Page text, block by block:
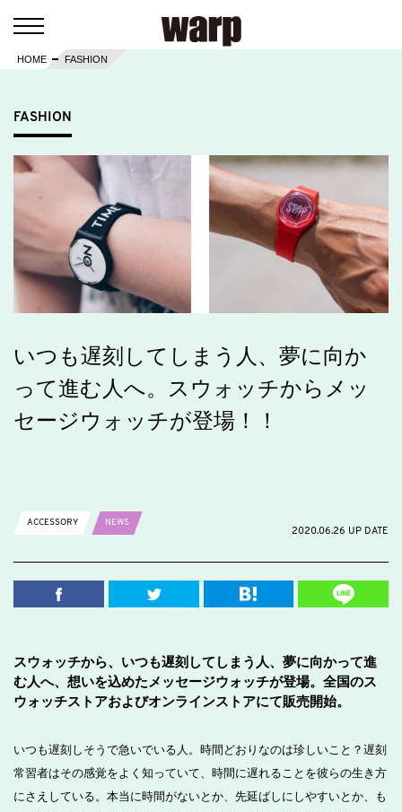
HOME FASHION
FASHION
いつも遅刻してしまう人、夢に向か
って進む人へ。スウォッチからメッ
セージウォッチが登場！！
ACCESSORY
NEWS
2020.06.26 UP DATE
スウォッチから、いつも遅刻してしまう人、夢に向かって進
む人へ、想いを込めたメッセージウォッチが登場。全国のス
ウォッチストアおよびオンラインストアにて販売開始。
いつも遅刻しそうで急いでいる人。時間どおりなのは珍しいこと？遅刻
常習者はその感覚をよく知っていて、時間に遅れることを彼らの生き方
にさえしている。本当に時間がないとか、先延ばしにしやすいとか、も